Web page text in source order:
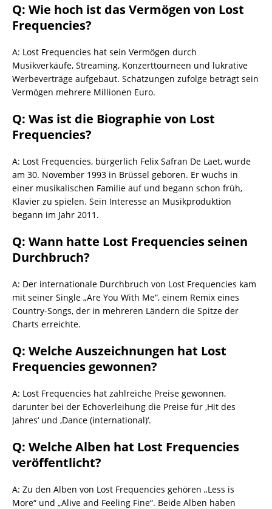
Q: Wie hoch ist das Vermögen von Lost
Frequencies?
A: Lost Frequencies hat sein Vermögen durch
Musikverkäufe, Streaming, Konzerttourneen und lukrative
Werbeverträge aufgebaut. Schätzungen zufolge beträgt sein
Vermögen mehrere Millionen Euro.
Q: Was ist die Biographie von Lost
Frequencies?
A: Lost Frequencies, bürgerlich Felix Safran De Laet, wurde
am 30. November 1993 in Brüssel geboren. Er wuchs in
einer musikalischen Familie auf und begann schon früh,
Klavier zu spielen. Sein Interesse an Musikproduktion
begann im Jahr 2011.
Q: Wann hatte Lost Frequencies seinen
Durchbruch?
A: Der internationale Durchbruch von Lost Frequencies kam
mit seiner Single „Are You With Me“, einem Remix eines
Country-Songs, der in mehreren Ländern die Spitze der
Charts erreichte.
Q: Welche Auszeichnungen hat Lost
Frequencies gewonnen?
A: Lost Frequencies hat zahlreiche Preise gewonnen,
darunter bei der Echoverleihung die Preise für ‚Hit des
Jahres‘ und ‚Dance (international)‘.
Q: Welche Alben hat Lost Frequencies
veröffentlicht?
A: Zu den Alben von Lost Frequencies gehören „Less is
More“ und „Alive and Feeling Fine“. Beide Alben haben